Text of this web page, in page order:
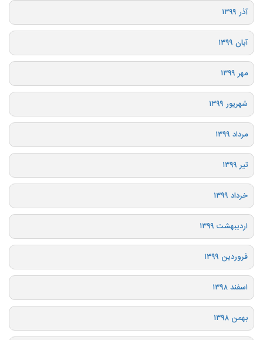
آذر ۱۳۹۹
آبان ۱۳۹۹
مهر ۱۳۹۹
شهریور ۱۳۹۹
مرداد ۱۳۹۹
تیر ۱۳۹۹
خرداد ۱۳۹۹
اردیبهشت ۱۳۹۹
فروردین ۱۳۹۹
اسفند ۱۳۹۸
بهمن ۱۳۹۸